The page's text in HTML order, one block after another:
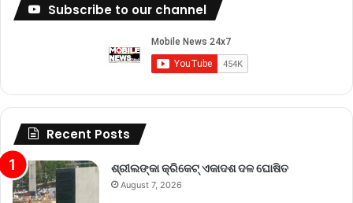
Subscribe to our channel
Recent Posts
ଶ୍ରୀଲଙ୍କା କ୍ରିକେଟ୍‌ ଏକାଦଶ ଦଳ ଘୋଷିତ
August 7, 2026